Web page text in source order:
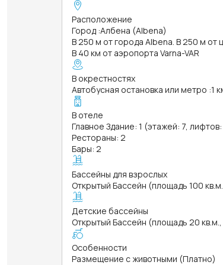
Расположение
Город :Албена (Albena)
В 250 м от города Albena. В 250 м от
В 40 км от аэропорта Varna-VAR
В окрестностях
Автобусная остановка или метро :1
В отеле
Главное Здание: 1 (этажей: 7,
Рестораны: 2
Бары: 2
Бассейны для взрослых
Открытый Бассейн (площадь 100
Детские бассейны
Открытый Бассейн (площадь 20 кв.м.,
Особенности
Размещение с животными (Платно)